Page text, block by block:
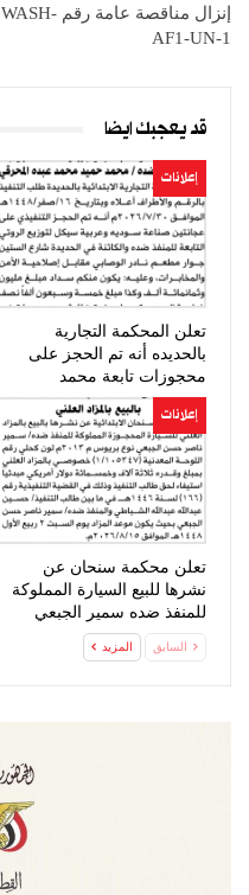
إنزال مناقصة عامة رقم WASH-
AF1-UN-1
قد يعجبك ايضا
إعلانات
تعلن المحكمة التجارية
بالحديده أنه تم الحجز على
محجوزات تابعة محمد
المحرقي
إعلانات
تعلن محكمة سنحان عن
نشرها للبيع السيارة المملوكة
للمنفذ ضده سمير الجبعي
السابق المزيد